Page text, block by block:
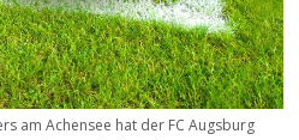
am Achensee hat der FC Augsburg